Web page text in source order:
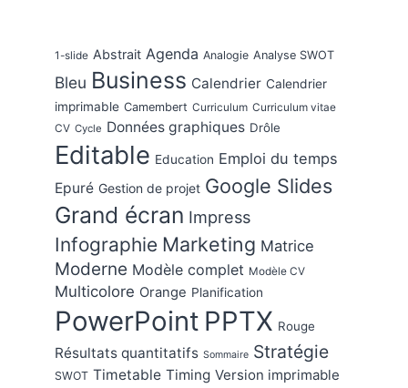
1-slide Abstrait Agenda Analogie Analyse SWOT
Bleu Business Calendrier Calendrier
imprimable Camembert Curriculum Curriculum vitae
CV Cycle Données graphiques Drôle
Editable Education Emploi du temps
Epuré Gestion de projet Google Slides
Grand écran Impress
Infographie Marketing Matrice
Moderne Modèle complet Modèle CV
Multicolore Orange Planification
PowerPoint PPTX Rouge
Résultats quantitatifs Sommaire Stratégie
SWOT Timetable Timing Version imprimable